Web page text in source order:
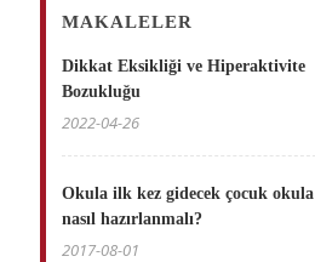
MAKALELER
Dikkat Eksikliği ve Hiperaktivite
Bozukluğu
2022-04-26
Okula ilk kez gidecek çocuk okula
nasıl hazırlanmalı?
2017-08-01